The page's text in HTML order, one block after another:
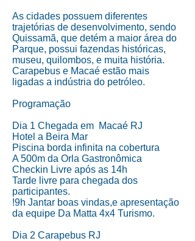
As cidades possuem diferentes
trajetórias de desenvolvimento, sendo
Quissamã, que detém a maior área do
Parque, possui fazendas históricas,
museu, quilombos, e muita história.
Carapebus e Macaé estão mais
ligadas a indústria do petróleo.
Programação
Dia 1 Chegada em Macaé RJ
Hotel a Beira Mar
Piscina borda infinita na cobertura
A 500m da Orla Gastronômica
Checkin Livre após as 14h
Tarde livre para chegada dos
participantes.
!9h Jantar boas vindas,e apresentação
da equipe Da Matta 4x4 Turismo.
Dia 2 Carapebus RJ